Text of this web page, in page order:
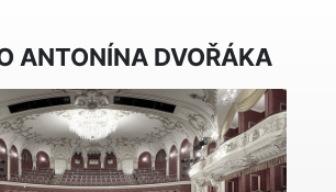
ANTONÍNA DVOŘÁKA